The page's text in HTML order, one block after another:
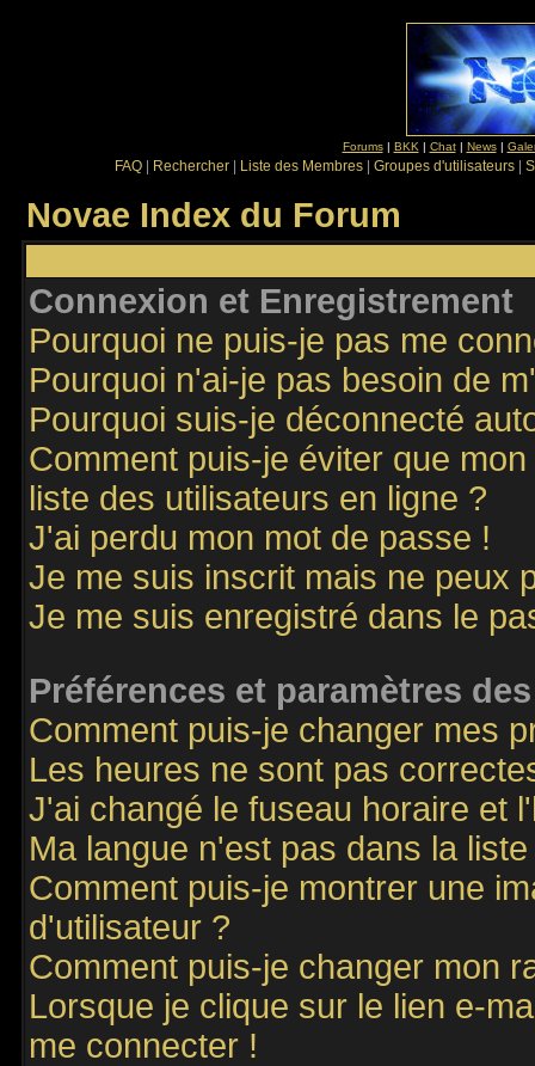
Forums| BKK | Chat| News|
FAQ Rechercher Liste des Membres Groupes d'utilisateurs
Novae Index du Forum
Connexion et Enregistrement
Pourquoi ne puis-je pas me
Pourquoi n'ai-je pas besoin de
Pourquoi suis-je déconnecté
Comment puis-je éviter que
liste des utilisateurs en ligne ?
J'ai perdu mon mot de passe !
Je me suis inscrit mais ne peux
Je me suis enregistré dans le
Préférences et paramètres
Comment puis-je changer mes
Les heures ne sont pas
J'ai changé le fuseau horaire et
Ma langue n'est pas dans la liste
Comment puis-je montrer une
d'utilisateur ?
Comment puis-je changer mon
Lorsque je clique sur le lien e-
me connecter !